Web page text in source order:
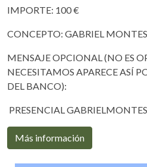
IMPORTE: 100 €
CONCEPTO: GABRIEL
MENSAJE OPCIONAL (NO ES
NECESITAMOS APARECE ASÍ
DEL BANCO):
PRESENCIAL
Más información